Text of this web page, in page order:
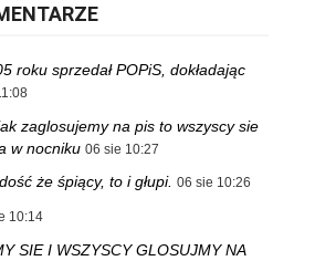
roku sprzedał POPiS, dokładając
zaglosujemy na pis to wszyscy sie
w nocniku 06 sie 10:27
że śpiący, to i głupi. 06 sie 10:26
10:14
SIE I WSZYSCY GLOSUJMY NA